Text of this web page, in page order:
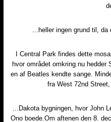
...heller ingen grund til,
I Central Park findes dette
hvor området omkring nu hedder
en af Beatles kendte sange.
fra West 72nd Street,
...Dakota bygningen, hvor John
Ono boede.Om aftenen den 8.